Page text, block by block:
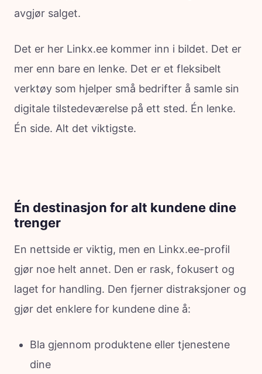
avgjør salget.
Det er her Linkx.ee kommer inn i bildet. Det er
mer enn bare en lenke. Det er et fleksibelt
verktøy som hjelper små bedrifter å samle sin
digitale tilstedeværelse på ett sted. Én lenke.
Én side. Alt det viktigste.
Én destinasjon for alt kundene dine
trenger
En nettside er viktig, men en Linkx.ee-profil
gjør noe helt annet. Den er rask, fokusert og
laget for handling. Den fjerner distraksjoner og
gjør det enklere for kundene dine å:
Bla gjennom produktene eller tjenestene
dine